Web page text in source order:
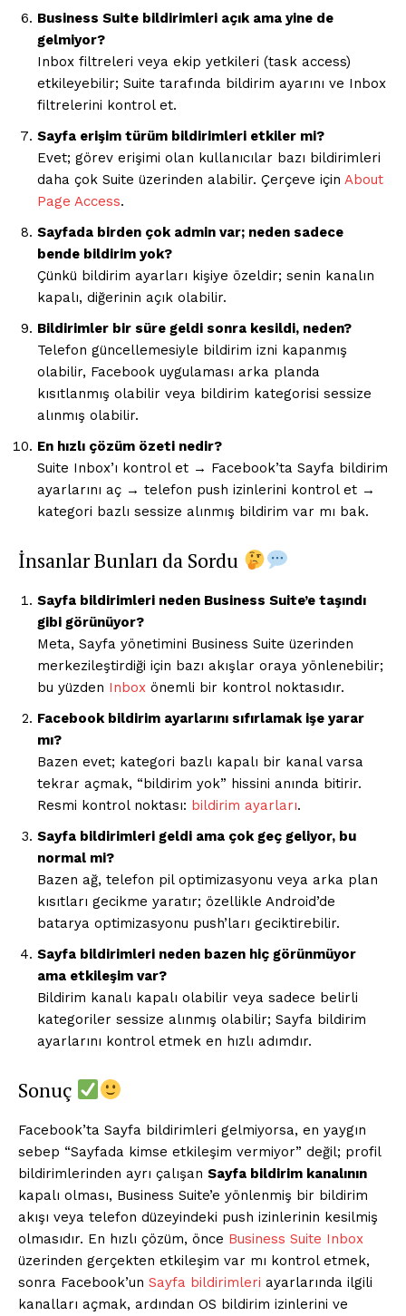
İLETIŞIM
Kurumsal
Gizlilik Politikası
Hesabım
İletişim
Business Suite bildirimleri açık ama yine de
gelmiyor?
Inbox filtreleri veya ekip yetkileri (task access)
etkileyebilir; Suite tarafında bildirim ayarını ve Inbox
filtrelerini kontrol et.
Sayfa erişim türüm bildirimleri etkiler mi?
Evet; görev erişimi olan kullanıcılar bazı bildirimleri
daha çok Suite üzerinden alabilir. Çerçeve için About
Page Access.
Sayfada birden çok admin var; neden sadece
bende bildirim yok?
Çünkü bildirim ayarları kişiye özeldir; senin kanalın
kapalı, diğerinin açık olabilir.
Bildirimler bir süre geldi sonra kesildi, neden?
Telefon güncellemesiyle bildirim izni kapanmış
olabilir, Facebook uygulaması arka planda
kısıtlanmış olabilir veya bildirim kategorisi sessize
alınmış olabilir.
En hızlı çözüm özeti nedir?
Suite Inbox’ı kontrol et → Facebook’ta Sayfa bildirim
ayarlarını aç → telefon push izinlerini kontrol et →
kategori bazlı sessize alınmış bildirim var mı bak.
İnsanlar Bunları da Sordu
Sayfa bildirimleri neden Business Suite’e taşındı
gibi görünüyor?
Meta, Sayfa yönetimini Business Suite üzerinden
merkezileştirdiği için bazı akışlar oraya yönlenebilir;
bu yüzden Inbox önemli bir kontrol noktasıdır.
Facebook bildirim ayarlarını sıfırlamak işe yarar
mı?
Bazen evet; kategori bazlı kapalı bir kanal varsa
tekrar açmak, “bildirim yok” hissini anında bitirir.
Resmi kontrol noktası: bildirim ayarları.
Sayfa bildirimleri geldi ama çok geç geliyor, bu
normal mi?
Bazen ağ, telefon pil optimizasyonu veya arka plan
kısıtları gecikme yaratır; özellikle Android’de
batarya optimizasyonu push’ları geciktirebilir.
Sayfa bildirimleri neden bazen hiç görünmüyor
ama etkileşim var?
Bildirim kanalı kapalı olabilir veya sadece belirli
kategoriler sessize alınmış olabilir; Sayfa bildirim
ayarlarını kontrol etmek en hızlı adımdır.
Sonuç
Facebook’ta Sayfa bildirimleri gelmiyorsa, en yaygın
sebep “Sayfada kimse etkileşim vermiyor” değil; profil
bildirimlerinden ayrı çalışan Sayfa bildirim kanalının
kapalı olması, Business Suite’e yönlenmiş bir bildirim
akışı veya telefon düzeyindeki push izinlerinin kesilmiş
olmasıdır. En hızlı çözüm, önce Business Suite Inbox
üzerinden gerçekten etkileşim var mı kontrol etmek,
sonra Facebook’un Sayfa bildirimleri ayarlarında ilgili
kanalları açmak, ardından OS bildirim izinlerini ve